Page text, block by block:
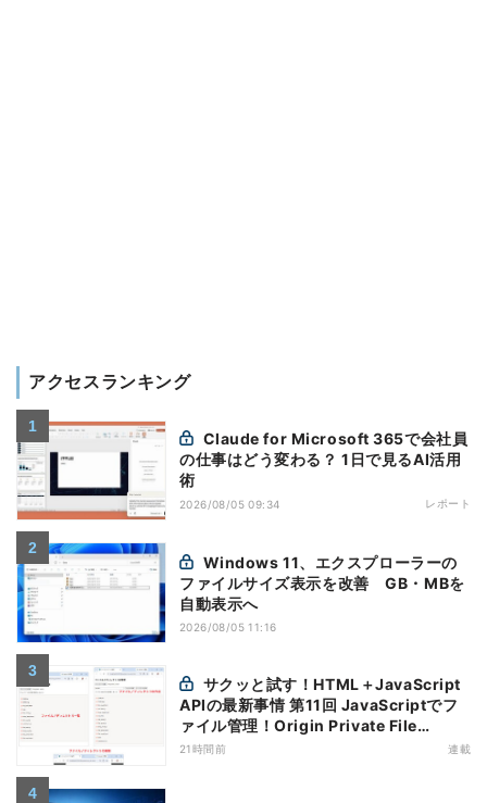
アクセスランキング
の仕事はどう変わる？ 1日で見るAI活用
術
2026/08/05 09:34 レポート
ファイルサイズ表示を改善 GB・MBを
自動表示へ
2026/08/05 11:16
APIの最新事情 第11回 JavaScriptでフ
ァイル管理！Origin Private File
Systemを活用する
21時間前 連載